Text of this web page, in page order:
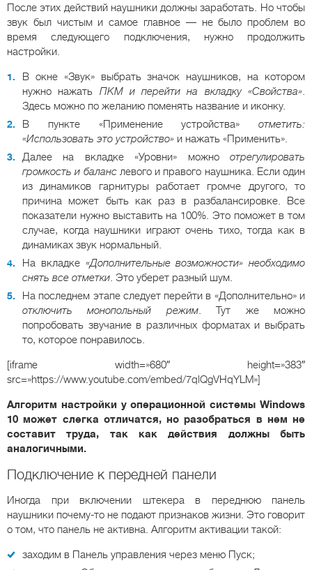
После этих действий наушники должны заработать. Но чтобы
звук был чистым и самое главное — не было проблем во
время следующего подключения, нужно продолжить
настройки.
В окне «Звук» выбрать значок наушников, на котором
нужно нажать ПКМ и перейти на вкладку «Свойства».
Здесь можно по желанию поменять название и иконку.
В пункте «Применение устройства» отметить:
«Использовать это устройство» и нажать «Применить».
Далее на вкладке «Уровни» можно отрегулировать
громкость и баланслевого и правого наушника. Если один
из динамиков гарнитуры работает громче другого, то
причина может быть как раз в разбалансировке. Все
показатели нужно выставить на 100%. Это поможет в том
случае, когда наушники играют очень тихо, тогда как в
динамиках звук нормальный.
На вкладке «Дополнительные возможности» необходимо
снять все отметки. Это уберет разный шум.
На последнем этапе следует перейти в «Дополнительно» и
отключить монопольный режим. Тут же можно
попробовать звучание в различных форматах и выбрать
то, которое понравилось.
[iframe width=»680″ height=»383″
src=»https://www.youtube.com/embed/7qlQgVHqYLM»]
Алгоритм настройки у операционной системы Windows
10 может слегка отличатся, но разобраться в нем не
составит труда, так как действия должны быть
аналогичными.
Подключение к передней панели
Иногда при включении штекера в переднюю панель
наушники почему-то не подают признаков жизни. Это говорит
о том, что панель не активна. Алгоритм активации такой:
заходим в Панель управления через меню Пуск;